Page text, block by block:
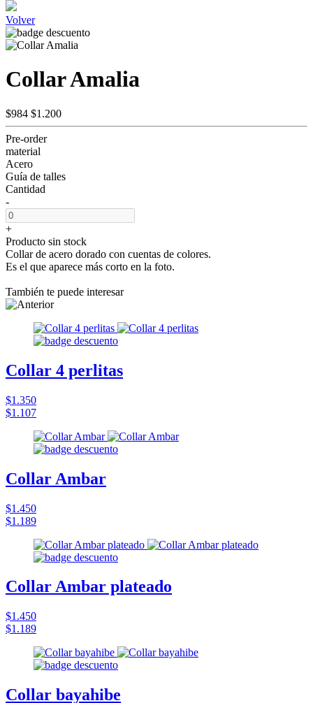
Volver
Collar Amalia
$984 $1.200
Pre-order
material
Acero
Guía de talles
Cantidad
-
+
Producto sin stock
Collar de acero dorado con cuentas de colores.
Es el que aparece más corto en la foto.
También te puede interesar
Collar 4 perlitas
$1.350
$1.107
Collar Ambar
$1.450
$1.189
Collar Ambar plateado
$1.450
$1.189
Collar bayahibe